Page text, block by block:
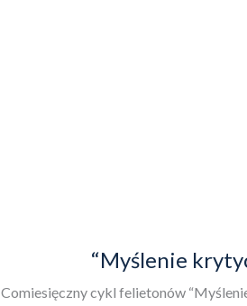
“Myślenie
Comiesięczny cykl felietonów